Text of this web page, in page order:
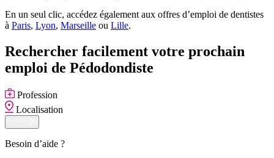
En un seul clic, accédez également aux offres d’emploi de dentistes
à Paris, Lyon, Marseille ou Lille.
Rechercher facilement votre prochain
emploi de Pédodondiste
Profession
Localisation
Besoin d’aide ?